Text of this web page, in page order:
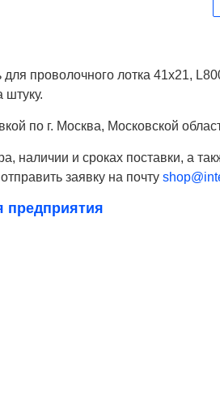
проволочного лотка 41х21,
по г. Москва, Московской
наличии и сроках поставки, а
заявку на почту
предприятия